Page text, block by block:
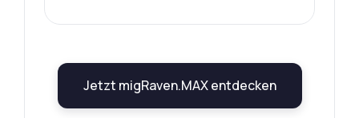
Jetzt migRaven.MAX entdecken